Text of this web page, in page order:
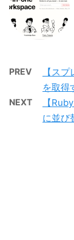
PREV
【ス
を取得
NEXT
【
に並び